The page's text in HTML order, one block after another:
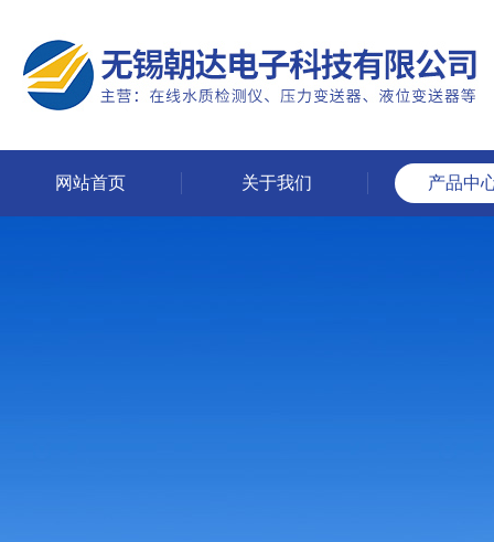
网站首页 关于我们 产品中